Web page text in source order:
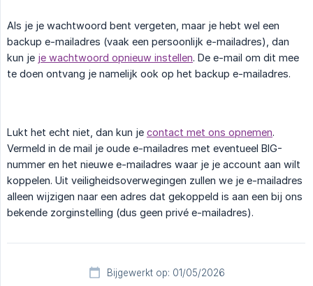
Als je je wachtwoord bent vergeten, maar je hebt wel een
backup e-mailadres (vaak een persoonlijk e-mailadres), dan
kun je je wachtwoord opnieuw instellen. De e-mail om dit mee
te doen ontvang je namelijk ook op het backup e-mailadres.
Lukt het echt niet, dan kun je contact met ons opnemen.
Vermeld in de mail je oude e-mailadres met eventueel BIG-
nummer en het nieuwe e-mailadres waar je je account aan wilt
koppelen. Uit veiligheidsoverwegingen zullen we je e-mailadres
alleen wijzigen naar een adres dat gekoppeld is aan een bij ons
bekende zorginstelling (dus geen privé e-mailadres).
Bijgewerkt op: 01/05/2026